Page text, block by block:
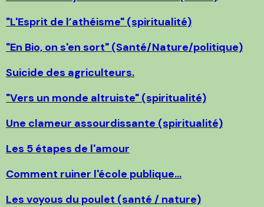
"L'Esprit de l’athéisme" (spiritualité)
"En Bio, on s'en sort" (Santé/Nature/politique)
Suicide des agriculteurs.
"Vers un monde altruiste" (spiritualité)
Une clameur assourdissante (spiritualité)
Les 5 étapes de l'amour
Comment ruiner l'école publique...
Les voyous du poulet (santé / nature)